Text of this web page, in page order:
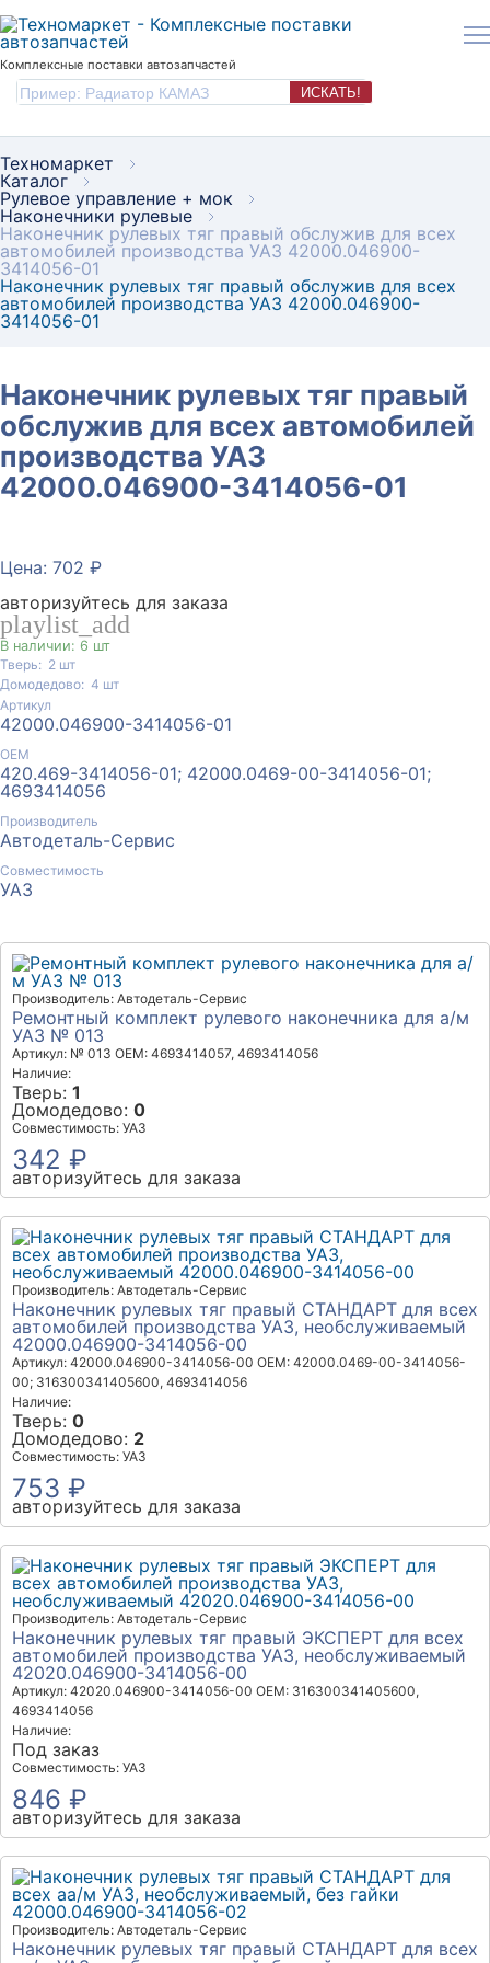
Комплексные поставки автозапчастей
ИСКАТЬ!
Техномаркет
Каталог
Рулевое управление + мок
Наконечники рулевые
Наконечник рулевых тяг правый обслужив для всех
автомобилей производства УАЗ 42000.046900-
3414056-01
Наконечник рулевых тяг правый обслужив для всех
автомобилей производства УАЗ 42000.046900-
3414056-01
Наконечник рулевых тяг правый
обслужив для всех автомобилей
производства УАЗ
42000.046900-3414056-01
Цена: 702 ₽
авторизуйтесь для заказа
playlist_add
В наличии: 6 шт
Тверь: 2 шт
Домодедово: 4 шт
Артикул
42000.046900-3414056-01
ОЕМ
420.469-3414056-01; 42000.0469-00-3414056-01;
4693414056
Производитель
Автодеталь-Сервис
Совместимость
УАЗ
Производитель: Автодеталь-Сервис
Ремонтный комплект рулевого наконечника для а/м
УАЗ № 013
Артикул: № 013 OEM: 4693414057, 4693414056
Наличие:
Тверь: 1
Домодедово: 0
Совместимость: УАЗ
342 ₽
авторизуйтесь для заказа
Производитель: Автодеталь-Сервис
Наконечник рулевых тяг правый СТАНДАРТ для всех
автомобилей производства УАЗ, необслуживаемый
42000.046900-3414056-00
Артикул: 42000.046900-3414056-00 OEM: 42000.0469-00-3414056-
00; 316300341405600, 4693414056
Наличие:
Тверь: 0
Домодедово: 2
Совместимость: УАЗ
753 ₽
авторизуйтесь для заказа
Производитель: Автодеталь-Сервис
Наконечник рулевых тяг правый ЭКСПЕРТ для всех
автомобилей производства УАЗ, необслуживаемый
42020.046900-3414056-00
Артикул: 42020.046900-3414056-00 OEM: 316300341405600,
4693414056
Наличие:
Под заказ
Совместимость: УАЗ
846 ₽
авторизуйтесь для заказа
Производитель: Автодеталь-Сервис
Наконечник рулевых тяг правый СТАНДАРТ для всех